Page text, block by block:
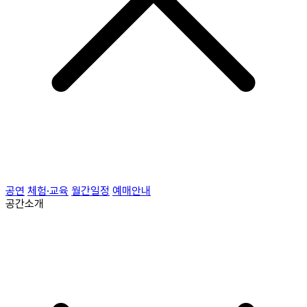
공연 체험·교육 월간일정 예매안내
공간소개